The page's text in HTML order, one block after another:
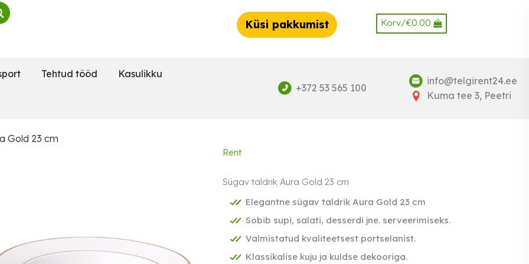
Korv/€0.00
Küsi pakkumist
Tehtud tööd Kasulikku
+372 53 565 100
info@telgirent24.ee
Kuma tee 3, Peetri
Gold 23 cm
Rent
Sügav taldrik Aura Gold 23 cm
Elegantne sügav taldrik Aura Gold 23 cm
Sobib supi, salati, desserdi jne. serveerimiseks.
Valmistatud kvaliteetsest portselanist.
Klassikalise kuju ja kuldse dekooriga.